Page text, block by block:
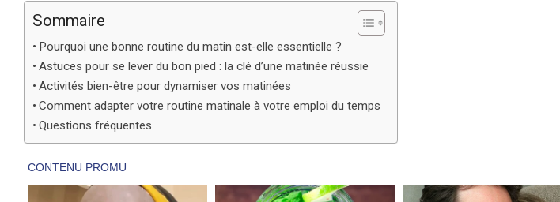
Sommaire
Pourquoi une bonne routine du matin est-elle essentielle ?
Astuces pour se lever du bon pied : la clé d’une matinée réussie
Activités bien-être pour dynamiser vos matinées
Comment adapter votre routine matinale à votre emploi du temps
Questions fréquentes